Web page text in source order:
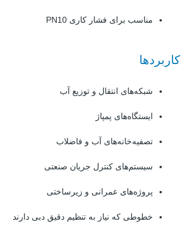
مناسب برای فشار کاری PN10
کاربردها
شبکه‌های انتقال و توزیع آب
ایستگاه‌های پمپاژ
تصفیه‌خانه‌های آب و فاضلاب
سیستم‌های کنترل جریان صنعتی
پروژه‌های عمرانی و زیرساختی
خطوطی که نیاز به تنظیم دقیق دبی دارند